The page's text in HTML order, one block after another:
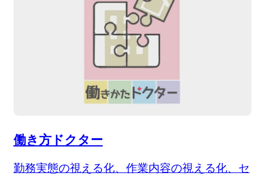
働き方ドクター
勤務実態の視える化、作業内容の視える化、セ